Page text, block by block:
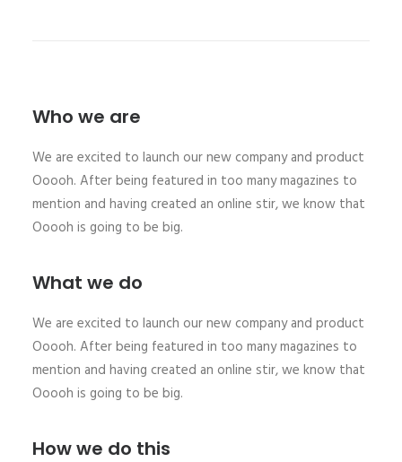
Who we are
We are excited to launch our new company and product
Ooooh. After being featured in too many magazines to
mention and having created an online stir, we know that
Ooooh is going to be big.
What we do
We are excited to launch our new company and product
Ooooh. After being featured in too many magazines to
mention and having created an online stir, we know that
Ooooh is going to be big.
How we do this